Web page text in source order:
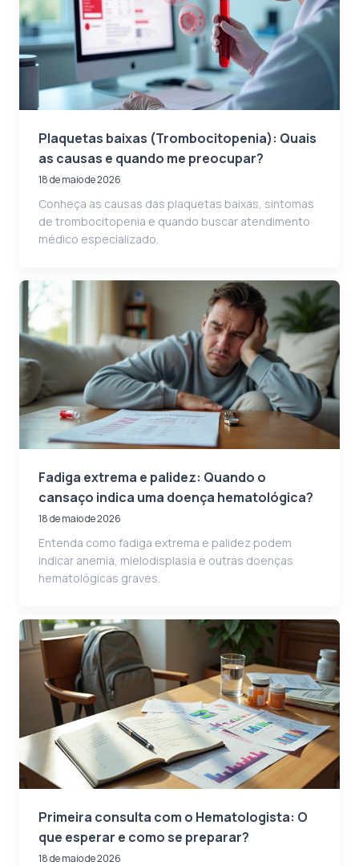
Plaquetas baixas (Trombocitopenia): Quais
as causas e quando me preocupar?
18 de maio de 2026
Conheça as causas das plaquetas baixas, sintomas
de trombocitopenia e quando buscar atendimento
médico especializado.
Fadiga extrema e palidez: Quando o
cansaço indica uma doença hematológica?
18 de maio de 2026
Entenda como fadiga extrema e palidez podem
indicar anemia, mielodisplasia e outras doenças
hematológicas graves.
Primeira consulta com o Hematologista: O
que esperar e como se preparar?
18 de maio de 2026